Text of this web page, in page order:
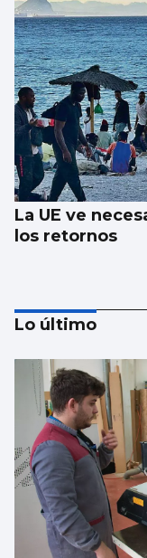
La UE ve
los retornos
AVALANCHA EN
Marlaska
aviso del CNI”
Lo último